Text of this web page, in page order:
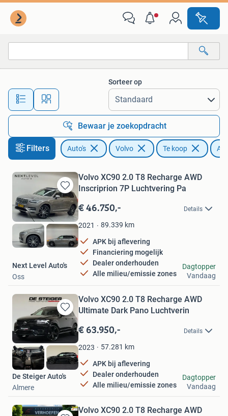
Alle afstanden…
Sorteer op
Bewaar je zoekopdracht
Filters Auto's Volvo Te koop A
Bewaren
in
Mijn
Favorieten
Volvo XC90 2.0 T8 Recharge AWD
Inscriprion 7P Luchtvering Pa
€ 46.750,- Details
2021 89.339 km
APK bij aflevering
Financiering mogelijk
Dealer onderhouden
Alle milieu/emissie zones
Next Level Auto's
Oss
Dagtopper
Vandaag
Bewaren
in
Mijn
Favorieten
Volvo XC90 2.0 T8 Recharge AWD
Ultimate Dark Pano Luchtverin
€ 63.950,- Details
2023 57.281 km
APK bij aflevering
Dealer onderhouden
Alle milieu/emissie zones
De Steiger Auto's
Almere
Dagtopper
Vandaag
Volvo XC90 2.0 T8 Recharge AWD